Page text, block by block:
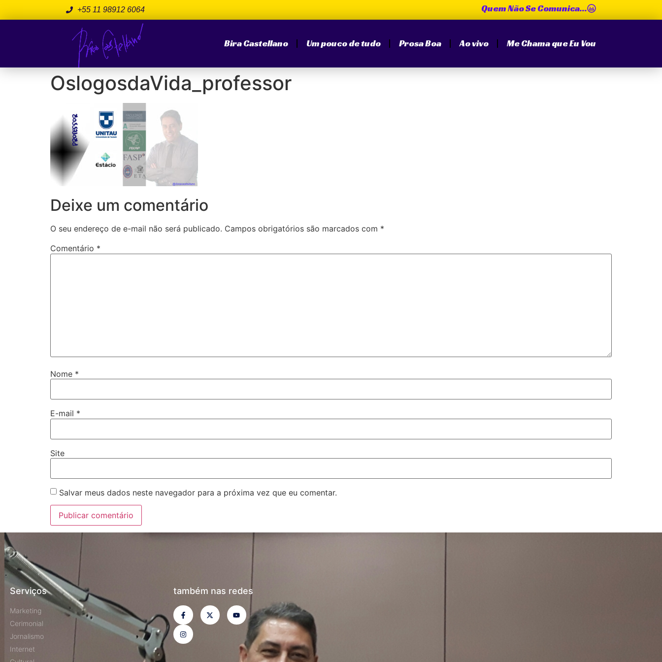
+55 11 98912 6064 Quem Não Se Comunica...
Bira Castellano Um pouco de tudo Prosa Boa Ao vivo Me Chama que Eu Vou
OslogosdaVida_professor
Deixe um comentário
O seu endereço de e-mail não será publicado. Campos obrigatórios são marcados com *
Comentário *
Nome *
E-mail *
Site
Salvar meus dados neste navegador para a próxima vez que eu comentar.
Serviços
Marketing
Cerimonial
Jornalismo
Internet
também nas redes